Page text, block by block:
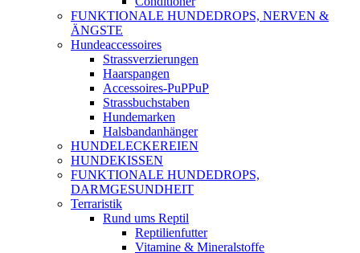
FUNKTIONALE HUNDEDROPS, NERVEN &
ÄNGSTE
Hundeaccessoires
Strassverzierungen
Haarspangen
Accessoires-PuPPuP
Strassbuchstaben
Hundemarken
Halsbandanhänger
HUNDELECKEREIEN
HUNDEKISSEN
FUNKTIONALE HUNDEDROPS,
DARMGESUNDHEIT
Terraristik
Rund ums Reptil
Reptilienfutter
Vitamine & Mineralstoffe